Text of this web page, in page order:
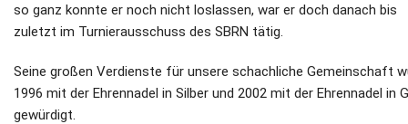
so ganz konnte er noch nicht loslassen, war er doch danach bis
zuletzt im Turnierausschuss des SBRN tätig.
Seine großen Verdienste für unsere schachliche Gemeinschaft
1996 mit der Ehrennadel in Silber und 2002 mit der Ehrennadel in
gewürdigt.